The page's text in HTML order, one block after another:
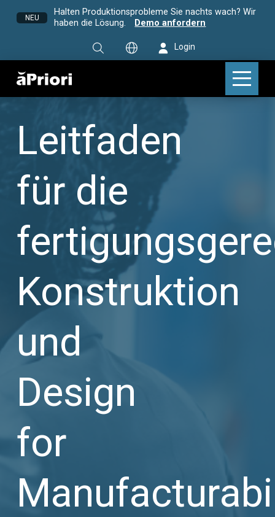
NEU
Halten Produktionsprobleme Sie nachts wach? Wir
haben die Lösung.
Demo anfordern
Login
Leitfaden
für die
Konstruktion
und
Design
for